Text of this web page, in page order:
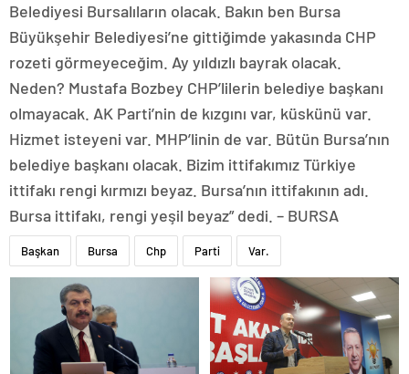
Belediyesi Bursalıların olacak. Bakın ben Bursa
Büyükşehir Belediyesi’ne gittiğimde yakasında CHP
rozeti görmeyeceğim. Ay yıldızlı bayrak olacak.
Neden? Mustafa Bozbey CHP’lilerin belediye başkanı
olmayacak. AK Parti’nin de kızgını var, küskünü var.
Hizmet isteyeni var. MHP’linin de var. Bütün Bursa’nın
belediye başkanı olacak. Bizim ittifakımız Türkiye
ittifakı rengi kırmızı beyaz. Bursa’nın ittifakının adı.
Bursa ittifakı, rengi yeşil beyaz” dedi. – BURSA
Başkan Bursa Chp Parti Var.